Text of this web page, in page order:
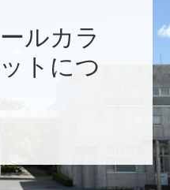
ルカラ
トにつ